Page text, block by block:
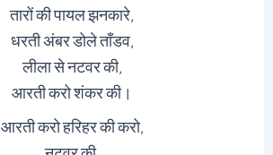
तारों की पायल झनकारे,
धरती अंबर डोले ताँडव,
लीला से नटवर की,
आरती करो शंकर की।
आरती करो हरिहर की करो,